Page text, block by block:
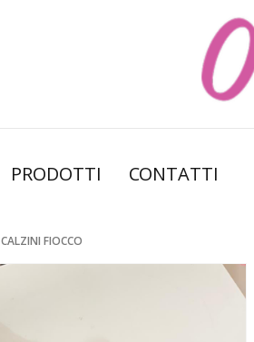
PRODOTTI CONTATTI
CALZINI FIOCCO